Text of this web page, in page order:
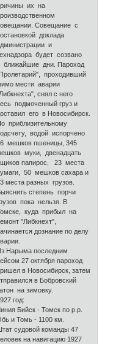
их на
Совещание с
доклада
и
будет созвано
ближайшие дни. Пароход
проходивший
мести аварии
снял с него
подмоченный груз и
его в Новосибирск.
приблизительному
водой испорчено
мешков пшеницы, 345
муки, двенадцать
папирос, 23 места
50 мешков сахара и
места разных грузов.
степень порчи
пока нельзя. В
куда прибыл на
"Либкнехт",
дознание по делу
Нарыма последним
27 октября пароход
в Новосибирск, затем
в Бобровский
на зимовку.
год:
Бийск - Томск по р.р.
и Томь - 1100 км.
судовой команды 47
на навигацию 1927